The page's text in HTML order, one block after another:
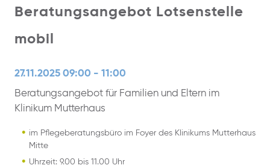
Beratungsangebot Lotsenstelle
mobil
27.11.2025 09:00 - 11:00
Beratungsangebot für Familien und Eltern im
Klinikum Mutterhaus
im Pflegeberatungsbüro im Foyer des Klinikums Mutterhaus
Mitte
Uhrzeit: 9.00 bis 11.00 Uhr